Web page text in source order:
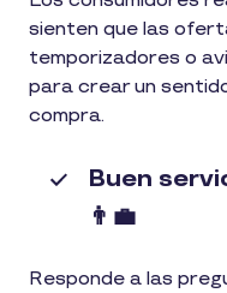
sienten que las
temporizadores o
para crear un
compra.
Buen
👨‍💼
Responde a las